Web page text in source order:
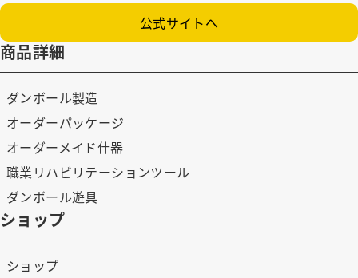
公式サイトへ
商品詳細
ダンボール製造
オーダーパッケージ
オーダーメイド什器
職業リハビリテーションツール
ダンボール遊具
ショップ
ショップ